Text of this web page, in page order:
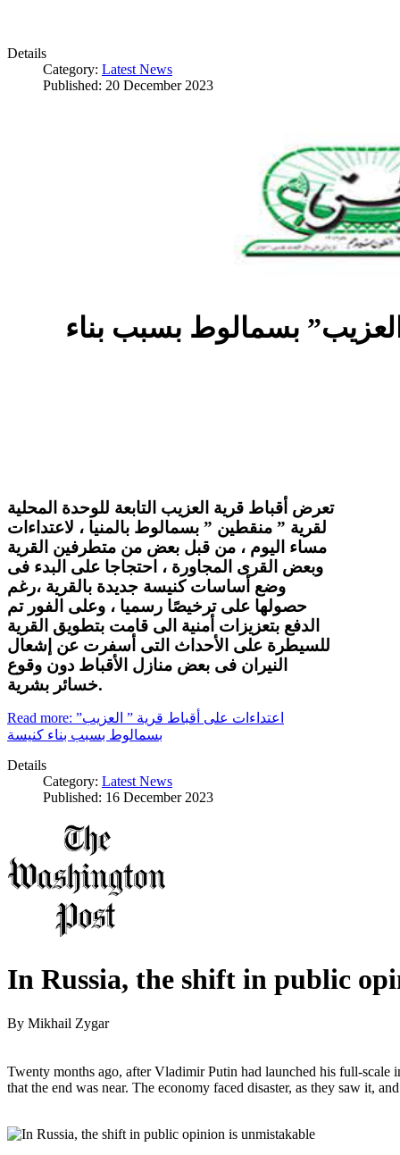
Details
Category: Latest News
Published: 20 December 2023
بسمالوط بسبب بناء
تعرض أقباط قرية العزيب التابعة للوحدة المحلية
لقرية ” منقطين ” بسمالوط بالمنيا ، لاعتداءات
مساء اليوم ، من قبل بعض من متطرفين القرية
وبعض القرى المجاورة ، احتجاجا على البدء فى
وضع أساسات كنيسة جديدة بالقرية ،رغم
حصولها على ترخيصًا رسميا ، وعلى الفور تم
الدفع بتعزيزات أمنية الى قامت بتطويق القرية
للسيطرة على الأحداث التى أسفرت عن إشعال
النيران فى بعض منازل الأقباط دون وقوع
خسائر بشرية.
Read more: اعتداءات على أقباط قرية ” العزيب”
بسمالوط بسبب بناء كنيسة
Details
Category: Latest News
Published: 16 December 2023
In Russia, the shift in public
By Mikhail Zygar
Twenty months ago, after Vladimir Putin had launched his full-
that the end was near. The economy faced disaster, as they saw it,